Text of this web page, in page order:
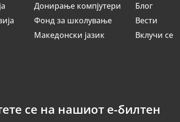
Донирање компјутери
Фонд за школување
Македонски јазик
Блог
Вести
Вклучи се
се на нашиот е-билтен